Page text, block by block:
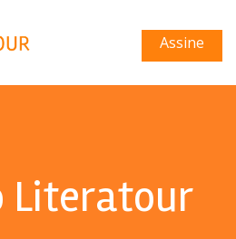
Assine
Literatour